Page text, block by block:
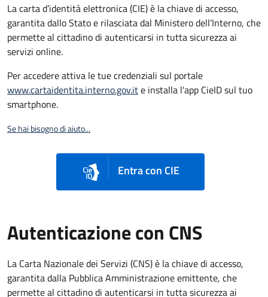
La carta d’identità elettronica (CIE) è la chiave di accesso,
garantita dallo Stato e rilasciata dal Ministero dell’Interno, che
permette al cittadino di autenticarsi in tutta sicurezza ai
servizi online.
Per accedere attiva le tue credenziali sul portale
www.cartaidentita.interno.gov.ite installa l'app CieID sul tuo
smartphone.
Se hai bisogno di aiuto...
Entra con CIE
Autenticazione con CNS
La Carta Nazionale dei Servizi (CNS) è la chiave di accesso,
garantita dalla Pubblica Amministrazione emittente, che
permette al cittadino di autenticarsi in tutta sicurezza ai